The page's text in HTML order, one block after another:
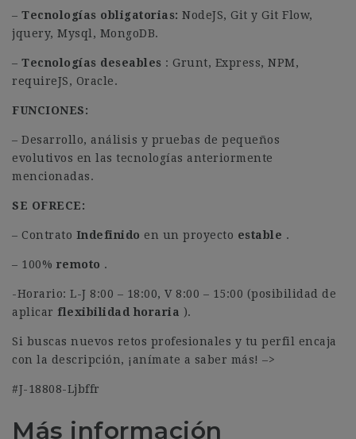
– Tecnologías obligatorias: NodeJS, Git y Git Flow,
jquery, Mysql, MongoDB.
– Tecnologías deseables : Grunt, Express, NPM,
requireJS, Oracle.
FUNCIONES:
– Desarrollo, análisis y pruebas de pequeños
evolutivos en las tecnologías anteriormente
mencionadas.
SE OFRECE:
– Contrato Indefinido en un proyecto estable .
– 100% remoto .
-Horario: L-J 8:00 – 18:00, V 8:00 – 15:00 (posibilidad de
aplicar flexibilidad horaria ).
Si buscas nuevos retos profesionales y tu perfil encaja
con la descripción, ¡anímate a saber más! –>
#J-18808-Ljbffr
Más información